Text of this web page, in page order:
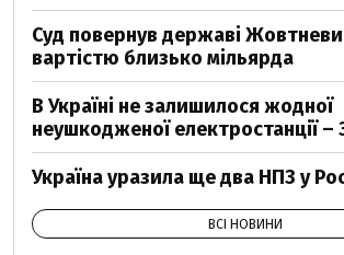
Суд повернув державі
вартістю близько мільярда
В Україні не залишилося жодної
неушкодженої електростанції –
Україна уразила ще два НПЗ у
ВСІ НОВИНИ